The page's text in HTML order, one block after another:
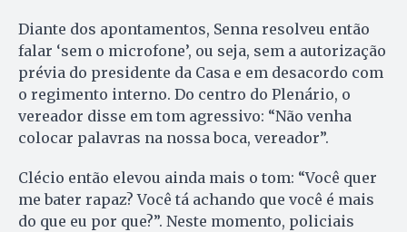
Diante dos apontamentos, Senna resolveu então
falar ‘sem o microfone’, ou seja, sem a autorização
prévia do presidente da Casa e em desacordo com
o regimento interno. Do centro do Plenário, o
vereador disse em tom agressivo: “Não venha
colocar palavras na nossa boca, vereador”.
Clécio então elevou ainda mais o tom: “Você quer
me bater rapaz? Você tá achando que você é mais
do que eu por que?”. Neste momento, policiais